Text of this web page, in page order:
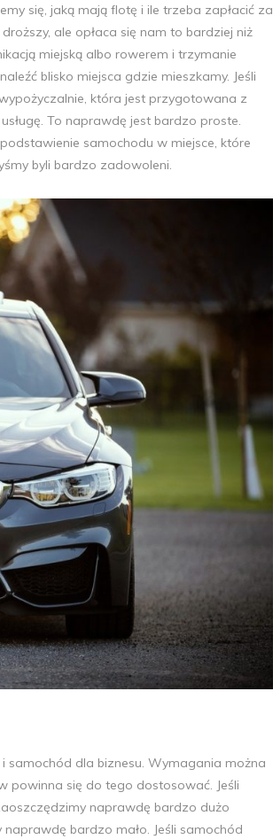
się, jaką mają flotę i ile trzeba zapłacić za
ale opłaca się nam to bardziej niż
miejską albo rowerem i trzymanie
blisko miejsca gdzie mieszkamy. Jeśli
która jest przygotowana z
To naprawdę jest bardzo proste.
samochodu w miejsce, które
byli bardzo zadowoleni.
dla biznesu. Wymagania można
powinna się do tego dostosować. Jeśli
naprawdę bardzo dużo
bardzo mało. Jeśli samochód